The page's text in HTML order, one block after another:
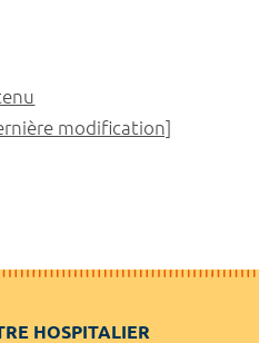
modification]
HOSPITALIER